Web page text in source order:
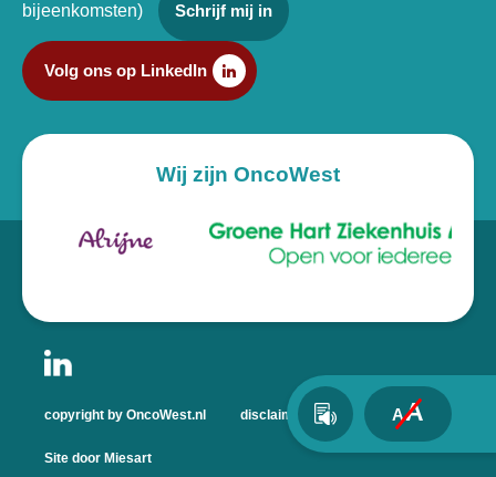
bijeenkomsten) Schrijf mij in
Volg ons op LinkedIn
Wij zijn OncoWest
copyright by OncoWest.nl disclaimer privacyverklaring
Site door Miesart
AA